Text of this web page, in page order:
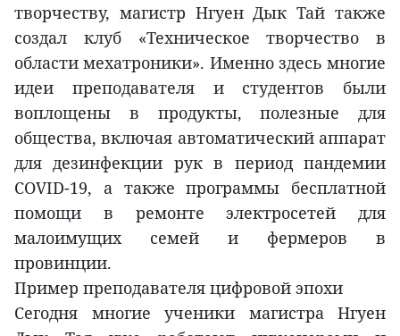
творчеству, магистр Нгуен Дык Тай также
создал клуб «Техническое творчество в
области мехатроники». Именно здесь многие
идеи преподавателя и студентов были
воплощены в продукты, полезные для
общества, включая автоматический аппарат
для дезинфекции рук в период пандемии
COVID-19, а также программы бесплатной
помощи в ремонте электросетей для
малоимущих семей и фермеров в
провинции.
Пример преподавателя цифровой эпохи
Сегодня многие ученики магистра Нгуен